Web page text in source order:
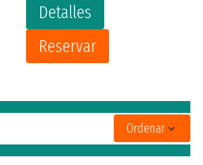
Detalles
Reservar
Ordenar